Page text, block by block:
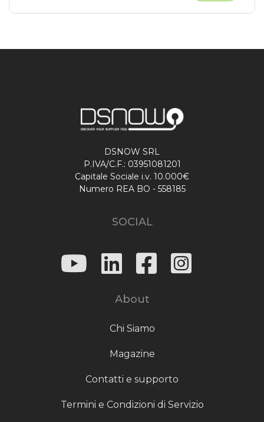
DSNOW SRL
P.IVA/C.F.: 03951081201
Capitale Sociale i.v. 10.000€
Numero REA BO - 558185
SOCIAL
About
Chi Siamo
Magazine
Contatti e supporto
Termini e Condizioni di Servizio